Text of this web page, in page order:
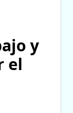
y
el